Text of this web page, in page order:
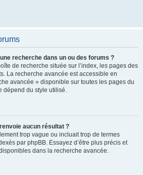
recherche dans un ou des forums ?
de recherche située sur l’index, les pages des
La recherche avancée est accessible en
avancée » disponible sur toutes les pages du
dépend du style utilisé.
aucun résultat ?
trop vague ou incluait trop de termes
par phpBB. Essayez d’être plus précis et
dans la recherche avancée.